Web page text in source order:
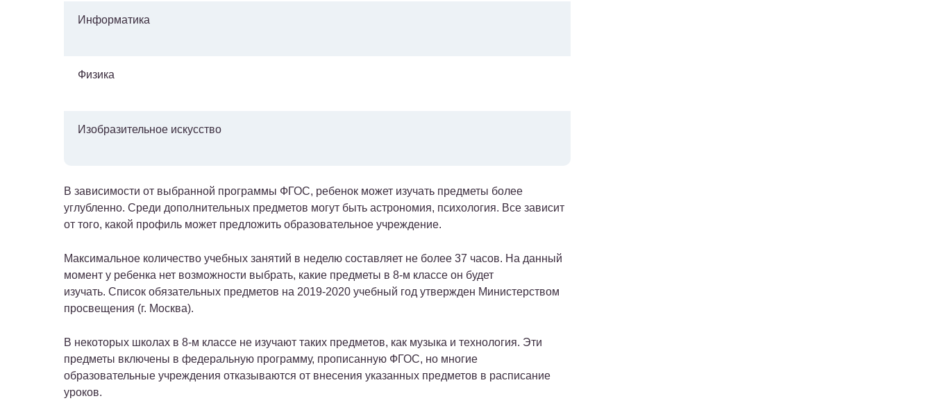
Информатика
Физика
Изобразительное искусство
В зависимости от выбранной программы ФГОС, ребенок может изучать предметы более
углубленно. Среди дополнительных предметов могут быть астрономия, психология. Все зависит
от того, какой профиль может предложить образовательное учреждение.
Максимальное количество учебных занятий в неделю составляет не более 37 часов. На данный
момент у ребенка нет возможности выбрать, какие предметы в 8-м классе он будет
изучать. Список обязательных предметов на 2019-2020 учебный год утвержден Министерством
просвещения (г. Москва).
В некоторых школах в 8-м классе не изучают таких предметов, как музыка и технология. Эти
предметы включены в федеральную программу, прописанную ФГОС, но многие
образовательные учреждения отказываются от внесения указанных предметов в расписание
уроков.